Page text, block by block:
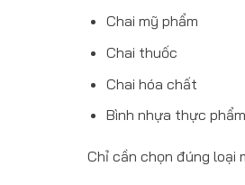
Chai mỹ phẩm
Chai thuốc
Chai hóa chất
Bình nhựa thực phẩm
Chỉ cần chọn đúng loại